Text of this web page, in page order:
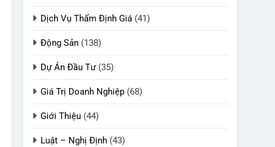
Dịch Vụ Thẩm Định Giá (41)
Động Sản (138)
Dự Án Đầu Tư(35)
Giá Trị Doanh Nghiệp (68)
Giới Thiệu (44)
Luật – Nghị Định (43)